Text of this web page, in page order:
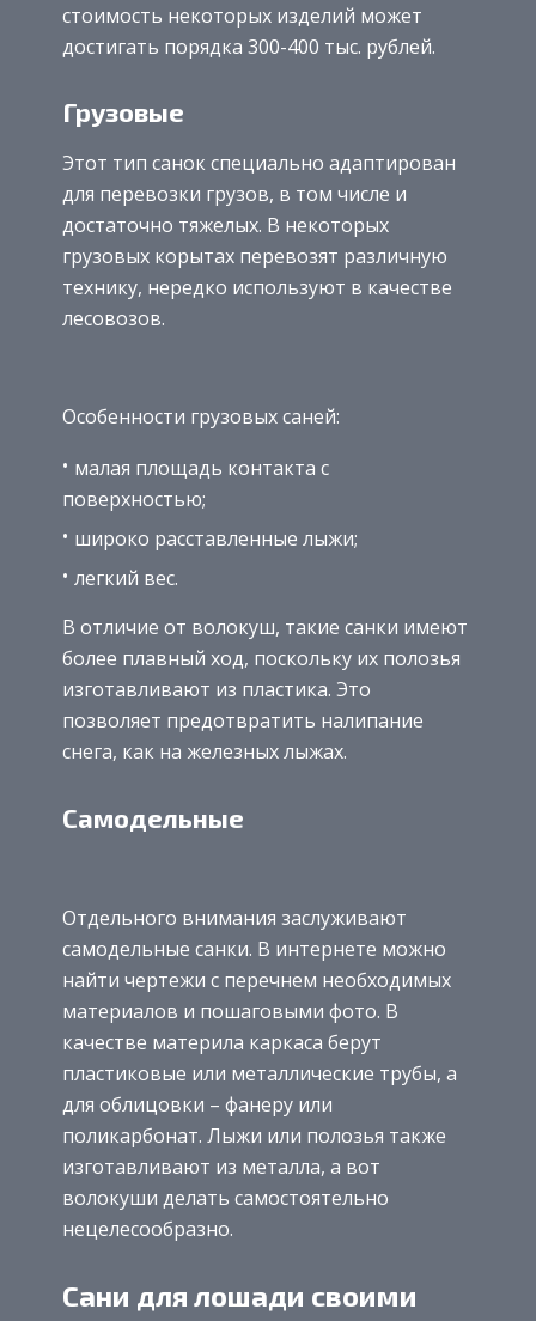
стоимость некоторых изделий может
достигать порядка 300-400 тыс. рублей.
Грузовые
Этот тип санок специально адаптирован
для перевозки грузов, в том числе и
достаточно тяжелых. В некоторых
грузовых корытах перевозят различную
технику, нередко используют в качестве
лесовозов.
Особенности грузовых саней:
малая площадь контакта с
поверхностью;
широко расставленные лыжи;
легкий вес.
В отличие от волокуш, такие санки имеют
более плавный ход, поскольку их полозья
изготавливают из пластика. Это
позволяет предотвратить налипание
снега, как на железных лыжах.
Самодельные
Отдельного внимания заслуживают
самодельные санки. В интернете можно
найти чертежи с перечнем необходимых
материалов и пошаговыми фото. В
качестве материла каркаса берут
пластиковые или металлические трубы, а
для облицовки – фанеру или
поликарбонат. Лыжи или полозья также
изготавливают из металла, а вот
волокуши делать самостоятельно
нецелесообразно.
Сани для лошади своими